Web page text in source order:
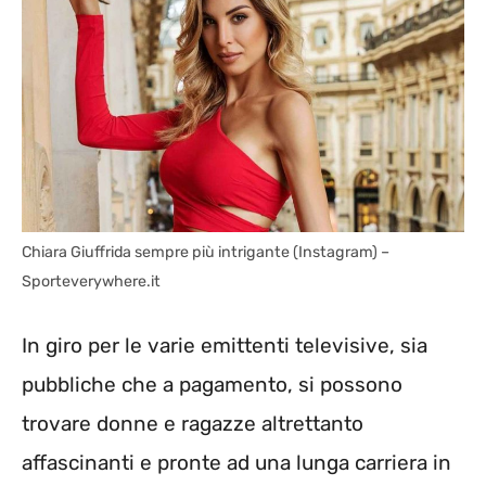
Chiara Giuffrida sempre più intrigante (Instagram) –
Sporteverywhere.it
In giro per le varie emittenti televisive, sia
pubbliche che a pagamento, si possono
trovare donne e ragazze altrettanto
affascinanti e pronte ad una lunga carriera in